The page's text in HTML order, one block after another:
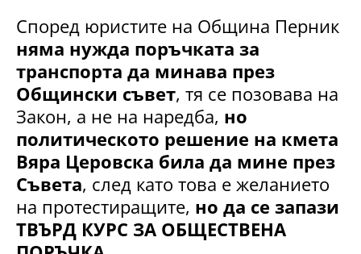
Според юристите на Община Перник
няма нужда поръчката за
транспорта да минава през
Общински съвет, тя се позовава на
Закон, а не на наредба, но
политическото решение на кмета
Вяра Церовска била да мине през
Съвета, след като това е желанието
на протестиращите, но да се запази
ТВЪРД КУРС ЗА ОБЩЕСТВЕНА